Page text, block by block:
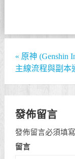
« 原神 (Genshin
主線流程與副本
發佈留言
發佈留言必須填
留言